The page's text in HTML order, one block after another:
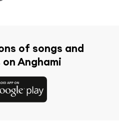
of songs and
Anghami